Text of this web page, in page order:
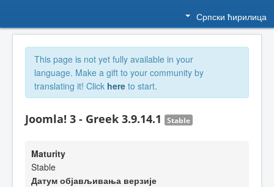
Српски ћирилица
This page is not yet fully available in your
language. Make a gift to your community by
translating it! Click here to start.
Joomla! 3 - Greek 3.9.14.1 Stable
Maturity
Stable
Датум објављивања верзије